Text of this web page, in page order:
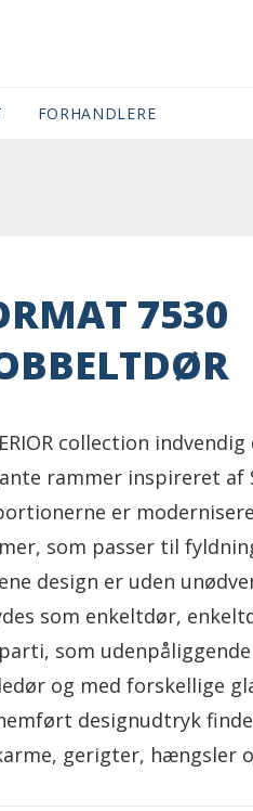
FORHANDLERE
7530
collection
rammer inspireret af
er
som passer til
design er uden
som enkeltdør,
som
og med forskellige
designudtryk
gerigter, hængsler